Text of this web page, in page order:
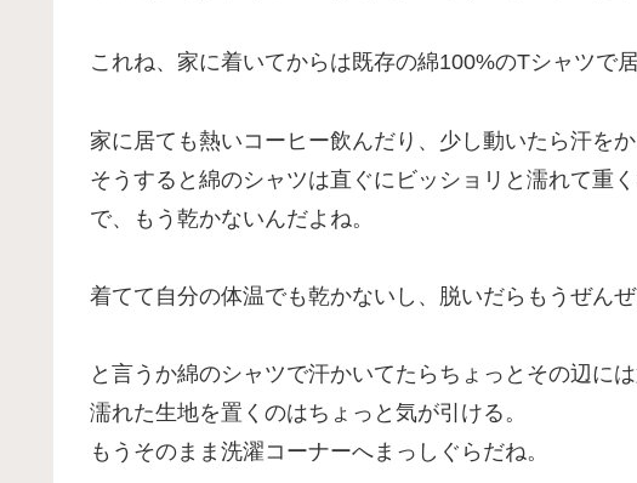
これね、家に着いてからは既存の綿100%のTシャツで
家に居ても熱いコーヒー飲んだり、少し動いたら汗をか
そうすると綿のシャツは直ぐにビッショリと濡れて重く
で、もう乾かないんだよね。
着てて自分の体温でも乾かないし、脱いだらもうぜんぜ
と言うか綿のシャツで汗かいてたらちょっとその辺には
濡れた生地を置くのはちょっと気が引ける。
もうそのまま洗濯コーナーへまっしぐらだね。